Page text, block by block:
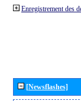
Enregistrement des
[Newsflashes]